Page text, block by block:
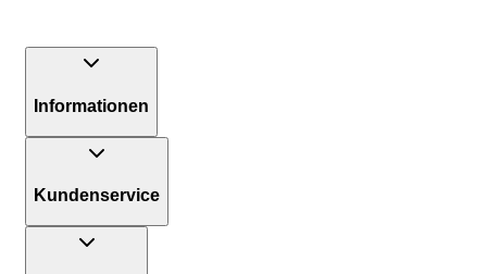
Informationen
Kundenservice